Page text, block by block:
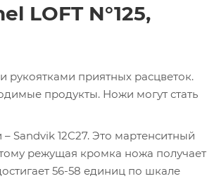
LOFT N°125,
приятных расцветок.
продукты. Ножи могут стать
Sandvik 12C27. Это мартенситный
режущая кромка ножа получает
56-58 единиц по шкале